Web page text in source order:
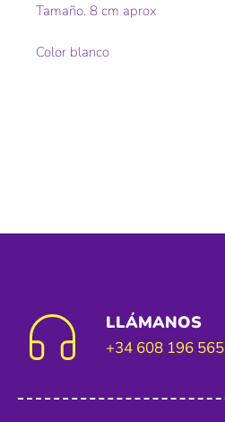
Tamaño. 8 cm aprox
Color blanco
LLÁMANOS
+34 608 196 565